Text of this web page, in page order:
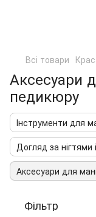
Всі товари
Аксесуари
педикюру
Інструменти для
Догляд за нігтями
Аксесуари для
Фільтр